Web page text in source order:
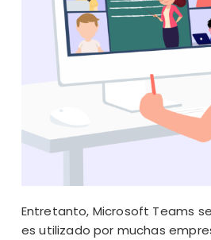
Entretanto, Microsoft Teams
es utilizado por muchas